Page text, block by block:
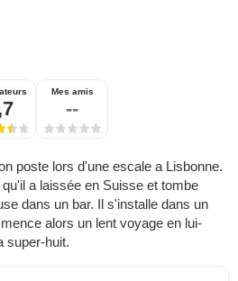
Mes amis
--
poste lors d'une escale a Lisbonne.
a laissée en Suisse et tombe
dans un bar. Il s'installe dans un
alors un lent voyage en lui-
super-huit.